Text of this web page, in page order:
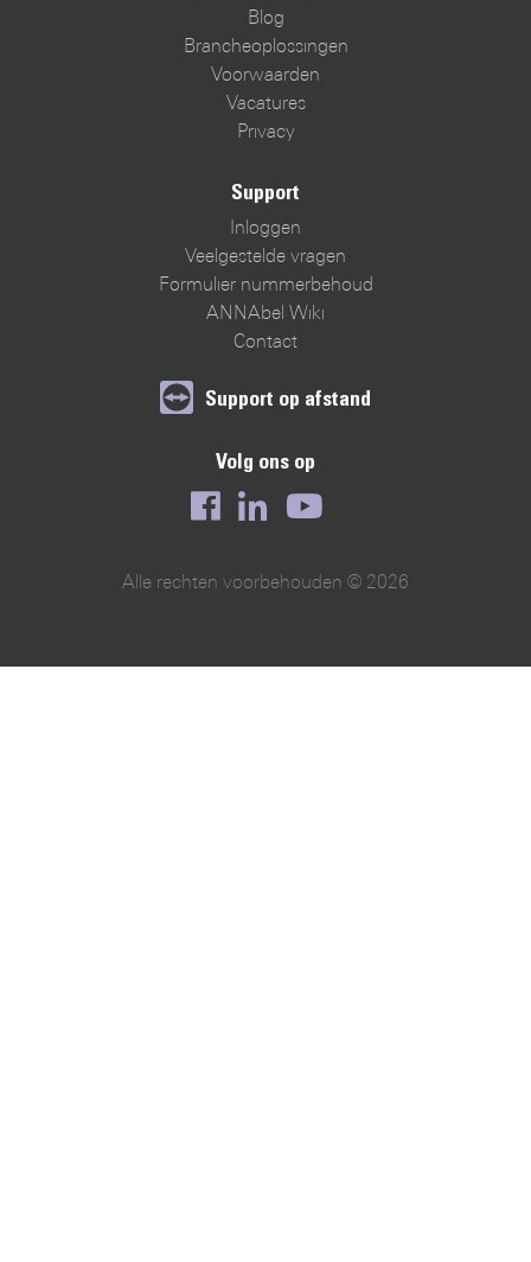
Blog
Brancheoplossingen
Voorwaarden
Vacatures
Privacy
Support
Inloggen
Veelgestelde vragen
Formulier nummerbehoud
ANNAbel Wiki
Contact
Support op afstand
Volg ons op
Alle rechten voorbehouden © 2026